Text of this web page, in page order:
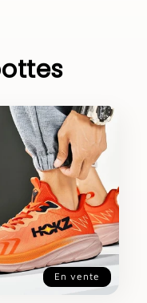
En vente